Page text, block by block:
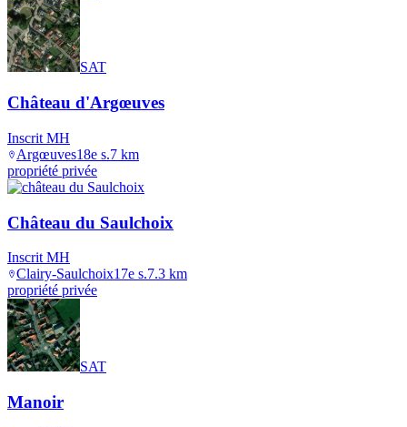
SAT
Château d'Argœuves
Inscrit MH
Argœuves18e s.7 km
propriété privée
Château du Saulchoix
Inscrit MH
Clairy-Saulchoix17e s.7.3 km
propriété privée
SAT
Manoir